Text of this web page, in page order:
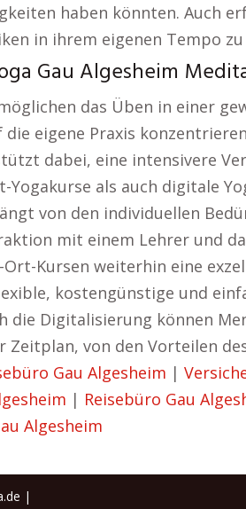
haben könnten. Auch
in ihrem eigenen Tempo
Gau Algesheim
das Üben in einer
eigene Praxis
dabei, eine intensivere
Yogakurse als auch digitale
von den individuellen
mit einem Lehrer und
Kursen weiterhin eine
kostengünstige und
die Digitalisierung können
Zeitplan, von den Vorteilen
Gau Algesheim |
| Reisebüro Gau
Algesheim
|